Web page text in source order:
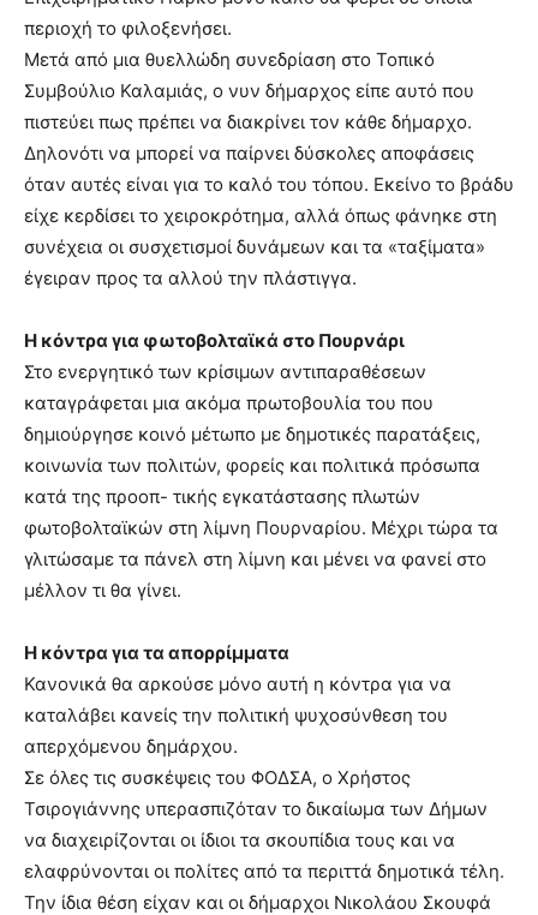
περιοχή το φιλοξενήσει.
Μετά από μια θυελλώδη συνεδρίαση στο Τοπικό
Συμβούλιο Καλαμιάς, ο νυν δήμαρχος είπε αυτό που
πιστεύει πως πρέπει να διακρίνει τον κάθε δήμαρχο.
Δηλονότι να μπορεί να παίρνει δύσκολες αποφάσεις
όταν αυτές είναι για το καλό του τόπου. Εκείνο το βράδυ
είχε κερδίσει το χειροκρότημα, αλλά όπως φάνηκε στη
συνέχεια οι συσχετισμοί δυνάμεων και τα «ταξίματα»
έγειραν προς τα αλλού την πλάστιγγα.
Η κόντρα για φωτοβολταϊκά στο Πουρνάρι
Στο ενεργητικό των κρίσιμων αντιπαραθέσεων
καταγράφεται μια ακόμα πρωτοβουλία του που
δημιούργησε κοινό μέτωπο με δημοτικές παρατάξεις,
κοινωνία των πολιτών, φορείς και πολιτικά πρόσωπα
κατά της προοπ- τικής εγκατάστασης πλωτών
φωτοβολταϊκών στη λίμνη Πουρναρίου. Μέχρι τώρα τα
γλιτώσαμε τα πάνελ στη λίμνη και μένει να φανεί στο
μέλλον τι θα γίνει.
Η κόντρα για τα απορρίμματα
Κανονικά θα αρκούσε μόνο αυτή η κόντρα για να
καταλάβει κανείς την πολιτική ψυχοσύνθεση του
απερχόμενου δημάρχου.
Σε όλες τις συσκέψεις του ΦΟΔΣΑ, ο Χρήστος
Τσιρογιάννης υπερασπιζόταν το δικαίωμα των Δήμων
να διαχειρίζονται οι ίδιοι τα σκουπίδια τους και να
ελαφρύνονται οι πολίτες από τα περιττά δημοτικά τέλη.
Την ίδια θέση είχαν και οι δήμαρχοι Νικολάου Σκουφά